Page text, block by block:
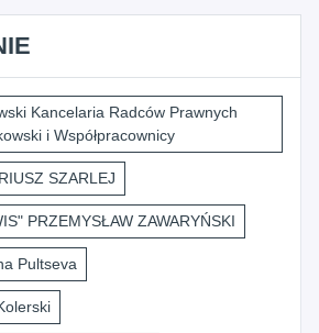
Kancelaria Radców Prawnych
i Współpracownicy
SZARLEJ
PRZEMYSŁAW ZAWARYŃSKI
Pultseva